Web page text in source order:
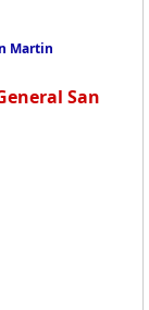
Martin
San